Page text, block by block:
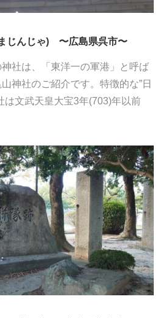
じんじゃ) 〜広島県呉市〜
社は、「東洋一の軍港」と呼ば
神社のご紹介です。特徴的な”日
は文武天皇大宝3年(703)年以前